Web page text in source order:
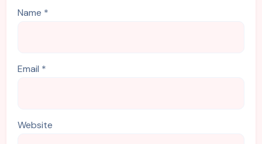
Name *
Email *
Website